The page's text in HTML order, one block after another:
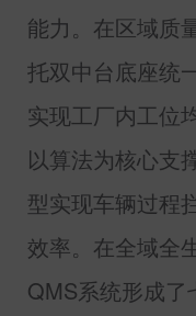
能力。在区域质
托双中台底座统
实现工厂内工位
以算法为核心支
型实现车辆过程
效率。在全域全
QMS系统形成